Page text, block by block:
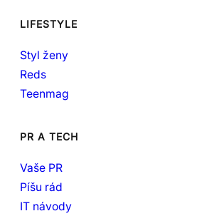
LIFESTYLE
Styl ženy
Reds
Teenmag
PR A TECH
Vaše PR
Píšu rád
IT návody